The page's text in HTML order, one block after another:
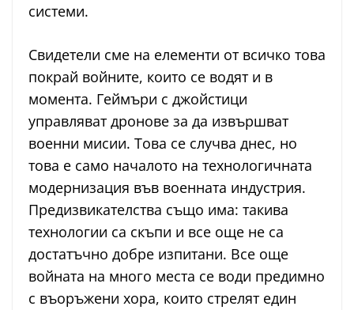
системи.
Свидетели сме на елементи от всичко това
покрай войните, които се водят и в
момента. Геймъри с джойстици
управляват дронове за да извършват
военни мисии. Това се случва днес, но
това е само началото на технологичната
модернизация във военната индустрия.
Предизвикателства също има: такива
технологии са скъпи и все още не са
достатъчно добре изпитани. Все още
войната на много места се води предимно
с въоръжени хора, които стрелят един